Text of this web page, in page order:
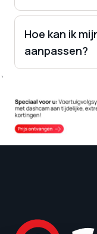
Hoe kan ik
aanpassen?
`